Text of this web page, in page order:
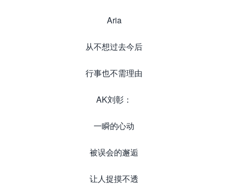
Aria
从不想过去今后
行事也不需理由
AK刘彰：
一瞬的心动
被误会的邂逅
让人捉摸不透